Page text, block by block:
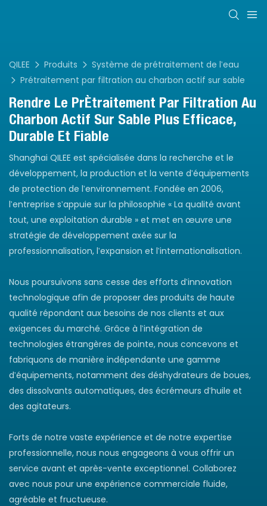
QILEE Produits
Système de prétraitement de l'eau
Prétraitement par filtration au charbon actif sur sable
Rendre Le Prétraitement Par Filtration Au
Charbon Actif Sur Sable Plus Efficace,
Durable Et Fiable
Shanghai QILEE est spécialisée dans la recherche et le
développement, la production et la vente d'équipements
de protection de l'environnement. Fondée en 2006,
l'entreprise s'appuie sur la philosophie « La qualité avant
tout, une exploitation durable » et met en œuvre une
stratégie de développement axée sur la
professionnalisation, l'expansion et l'internationalisation.
Nous poursuivons sans cesse des efforts d'innovation
technologique afin de proposer des produits de haute
qualité répondant aux besoins de nos clients et aux
exigences du marché. Grâce à l'intégration de
technologies étrangères de pointe, nous concevons et
fabriquons de manière indépendante une gamme
d'équipements, notamment des déshydrateurs de boues,
des dissolvants automatiques, des écrémeurs d'huile et
des agitateurs.
Forts de notre vaste expérience et de notre expertise
professionnelle, nous nous engageons à vous offrir un
service avant et après-vente exceptionnel. Collaborez
avec nous pour une expérience commerciale fluide,
agréable et fructueuse.